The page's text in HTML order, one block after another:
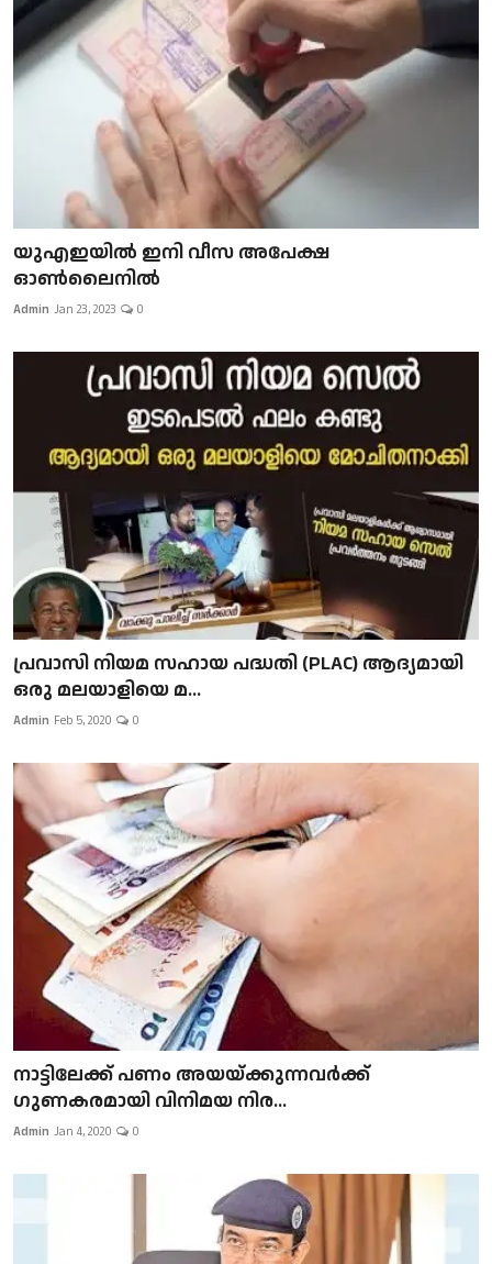
യുഎഇയിൽ ഇനി വീസ അപേക്ഷ
ഓൺലൈനിൽ
Admin Jan 23, 2023 0
പ്രവാസി നിയമ സഹായ പദ്ധതി (PLAC) ആദ്യമായി
ഒരു മലയാളിയെ മ...
Admin Feb 5, 2020 0
നാട്ടിലേക്ക് പണം അയയ്ക്കുന്നവർക്ക്
ഗുണകരമായി വിനിമയ നിര...
Admin Jan 4, 2020 0